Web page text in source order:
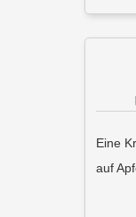
Eine
auf